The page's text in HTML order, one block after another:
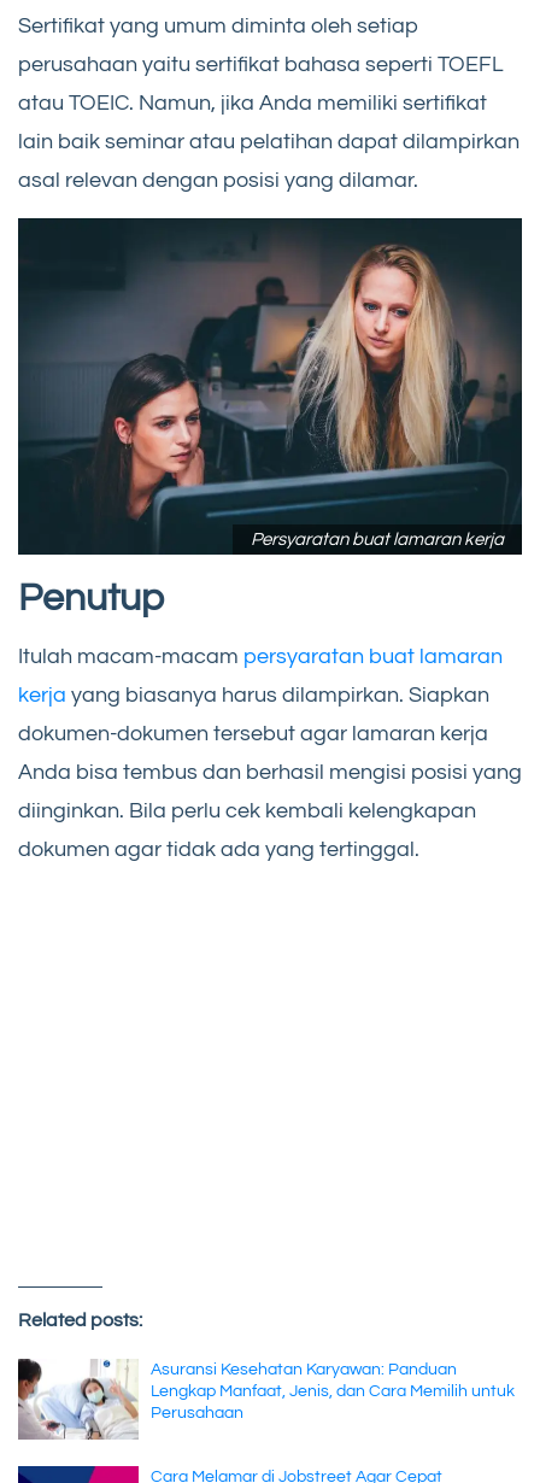
Sertifikat yang umum diminta oleh setiap
perusahaan yaitu sertifikat bahasa seperti TOEFL
atau TOEIC. Namun, jika Anda memiliki sertifikat
lain baik seminar atau pelatihan dapat dilampirkan
asal relevan dengan posisi yang dilamar.
Persyaratan buat lamaran kerja
Penutup
Itulah macam-macam persyaratan buat lamaran
kerja yang biasanya harus dilampirkan. Siapkan
dokumen-dokumen tersebut agar lamaran kerja
Anda bisa tembus dan berhasil mengisi posisi yang
diinginkan. Bila perlu cek kembali kelengkapan
dokumen agar tidak ada yang tertinggal.
Related posts:
Asuransi Kesehatan Karyawan: Panduan
Lengkap Manfaat, Jenis, dan Cara Memilih untuk
Perusahaan
Cara Melamar di Jobstreet Agar Cepat